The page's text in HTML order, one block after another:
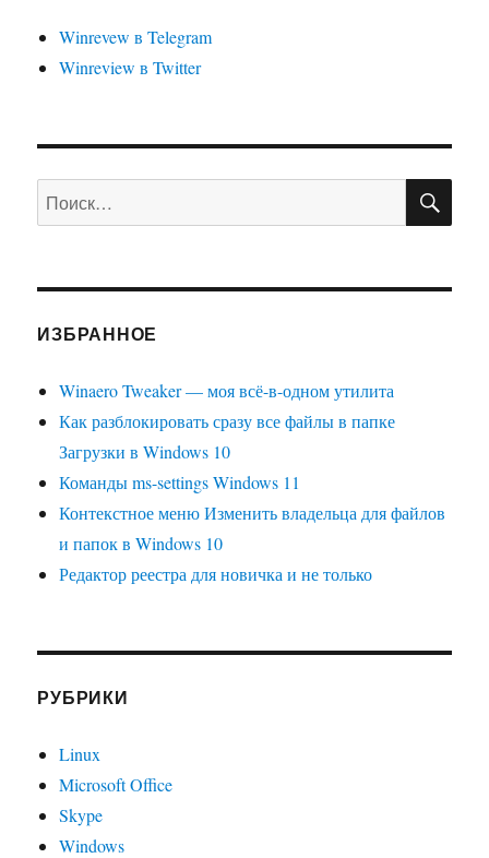
компьютер
в
Winrevew в Telegram
Winreview в Twitter
Искать:
ИЗБРАННОЕ
Winaero Tweaker — моя всё-в-одном утилита
Как разблокировать сразу все файлы в папке
Загрузки в Windows 10
Команды ms-settings Windows 11
Контекстное меню Изменить владельца для файлов
и папок в Windows 10
Редактор реестра для новичка и не только
РУБРИКИ
Linux
Microsoft Office
Skype
Windows